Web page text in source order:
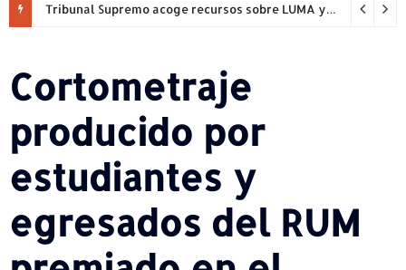
Tribunal Supremo acoge recursos sobre LUMA y la empresa defenderá su posición
Cortometraje
producido por
estudiantes y
egresados del RUM